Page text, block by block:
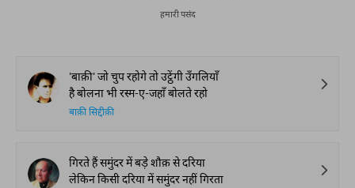
हमारी पसंद
'बाक़ी' जो चुप रहोगे तो उट्ठेंगी उँगलियाँ
है बोलना भी रस्म-ए-जहाँ बोलते रहो
बाक़ी सिद्दीक़ी
गिरते हैं समुंदर में बड़े शौक़ से दरिया
लेकिन किसी दरिया में समुंदर नहीं गिरता